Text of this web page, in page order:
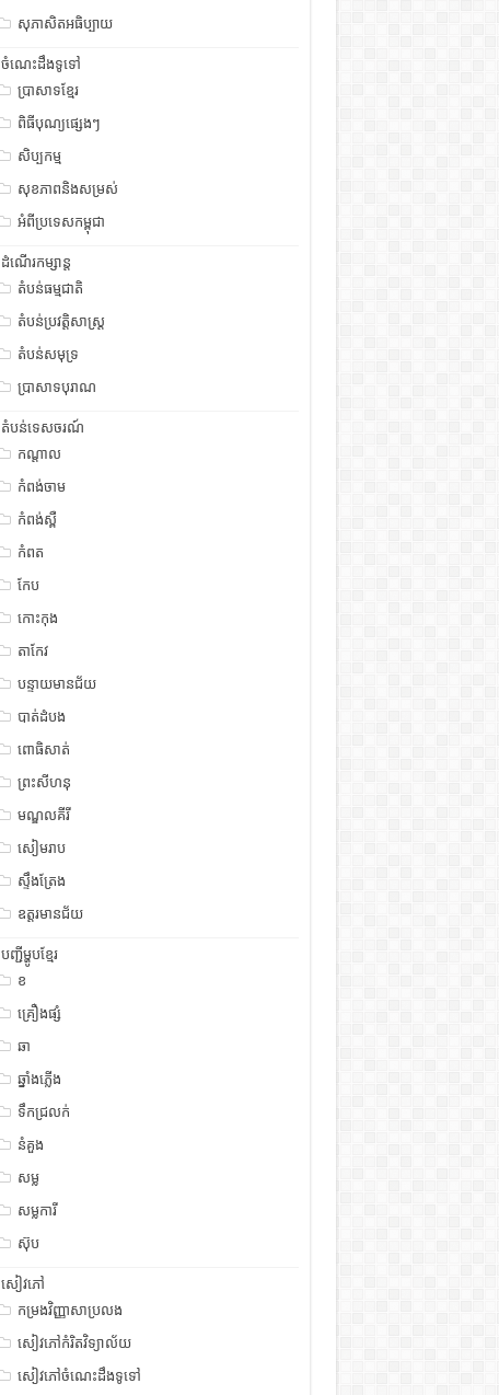
សុភាសិតអធិប្បាយ
ចំណេះដឹងទូទៅ
ប្រាសាទខ្មែរ
ពិធីបុណ្យផ្សេងៗ
សិប្បកម្ម
សុខភាពនិងសម្រស់
អំពីប្រទេសកម្ពុជា
ដំណើរកម្សាន្ត
តំបន់ធម្មជាតិ
តំបន់ប្រវត្តិសាស្រ្ត
តំបន់សមុទ្រ
ប្រាសាទបុរាណ
តំបន់ទេសចរណ៍
កណ្តាល
កំពង់ចាម
កំពង់ស្ពឺ
កំពត
កែប
កោះកុង
តាកែវ
បន្ទាយមានជ័យ
បាត់ដំបង
ពោធិសាត់
ព្រះសីហនុ
មណ្ឌលគីរី
សៀមរាប
ស្ទឹង​​ត្រែង
ឧត្ដរមានជ័យ
បញ្ជីម្ហូបខ្មែរ
ខ
គ្រឿងផ្សំ
ឆា
ឆ្នាំងភ្លើង
ទឹកជ្រលក់
នំគួង
សម្ល
សម្លការី
ស៊ុប
សៀវភៅ
កម្រងវិញ្ញាសាប្រលង
សៀវភៅកំរិតវិទ្យាល័យ
សៀវភៅចំណេះដឹងទូទៅ